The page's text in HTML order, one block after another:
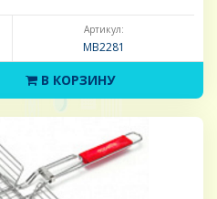
Артикул:
MB2281
В КОРЗИНУ